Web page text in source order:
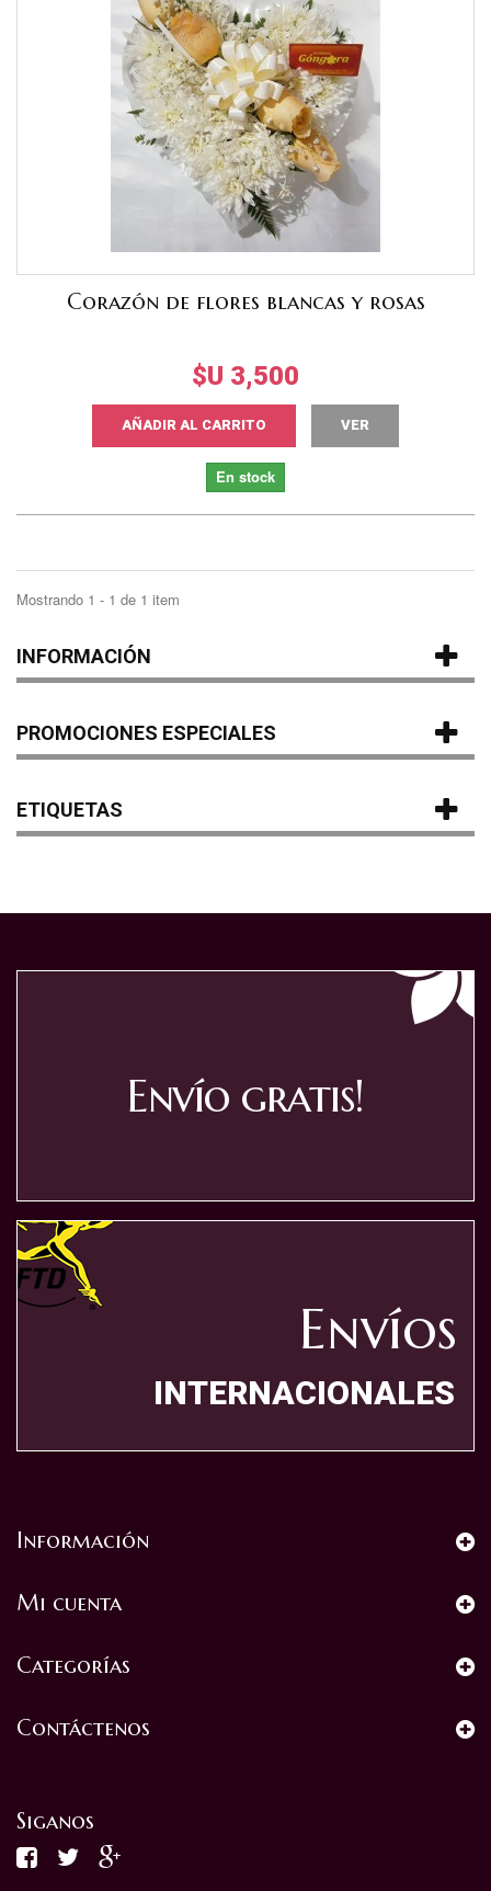
Corazón de flores blancas y rosas
$U 3,500
AÑADIR AL CARRITO VER
En stock
Mostrando 1 - 1 de 1 item
INFORMACIÓN
PROMOCIONES ESPECIALES
ETIQUETAS
Envío gratis!
Envíos
INTERNACIONALES
Información
Mi cuenta
Categorías
Contáctenos
Siganos